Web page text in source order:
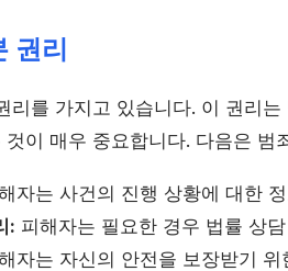
권리
리를 가지고 있습니다. 이 권리
이 매우 중요합니다. 다음은 범
자는 사건의 진행 상황에 대한
: 피해자는 필요한 경우 법률 상
자는 자신의 안전을 보장받기